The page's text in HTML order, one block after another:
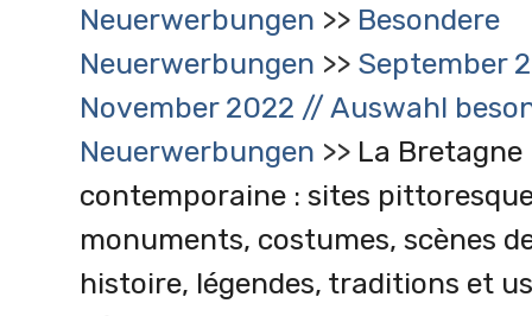
Neuerwerbungen
Besondere
Neuerwerbungen
September
November 2022 // Auswahl
Neuerwerbungen
La Bretagne
contemporaine : sites
monuments, costumes, scènes
histoire, légendes, traditions et